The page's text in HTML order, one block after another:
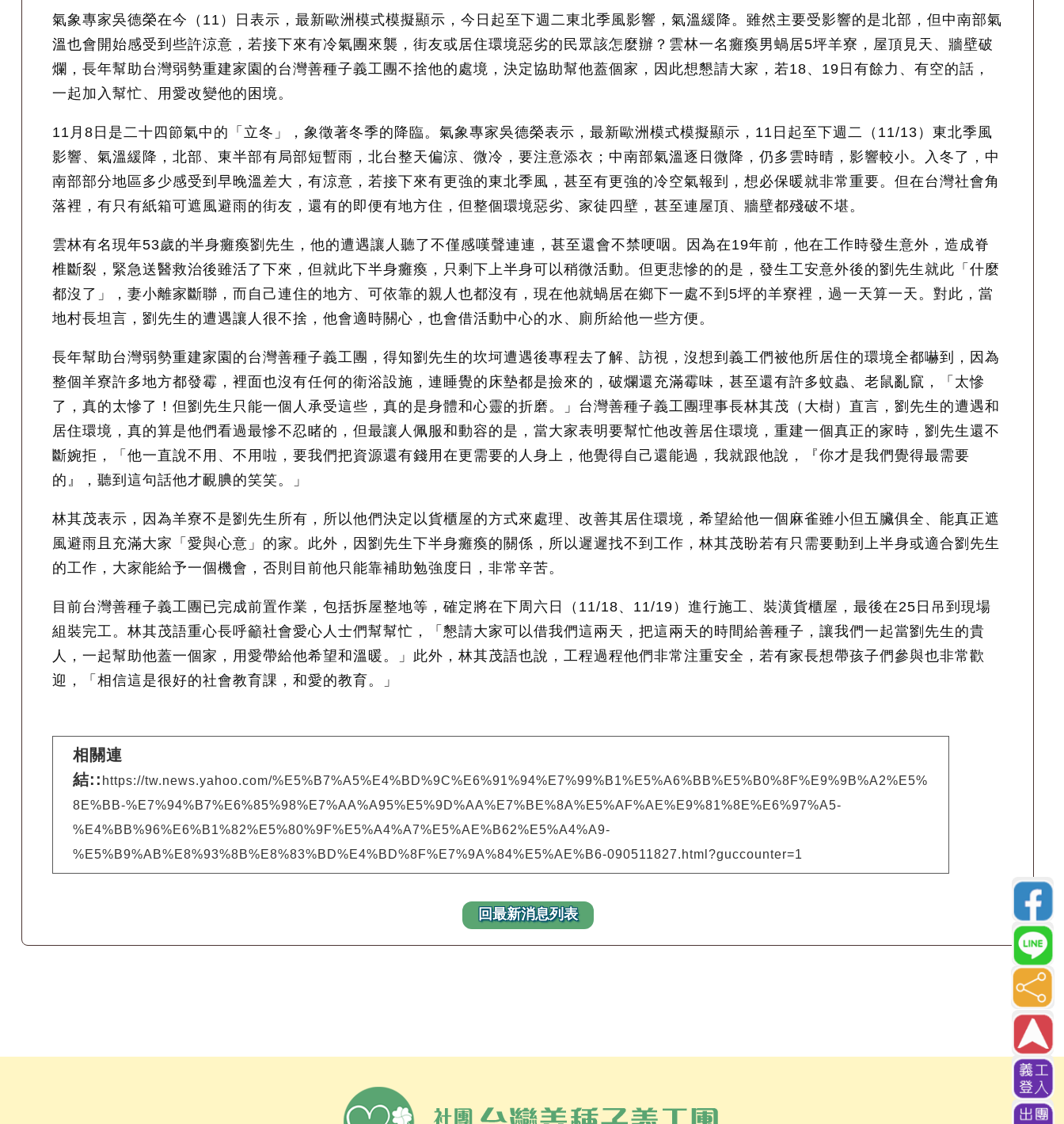
氣象專家吳德榮在今（11）日表示，最新歐洲模式模擬顯示，今日起至下週二東北季風影響，氣溫緩降。雖然主要受影響的是北部，但中南部氣
溫也會開始感受到些許涼意，若接下來有冷氣團來襲，街友或居住環境惡劣的民眾該怎麼辦？雲林一名癱瘓男蝸居5坪羊寮，屋頂見天、牆壁破
爛，長年幫助台灣弱勢重建家園的台灣善種子義工團不捨他的處境，決定協助幫他蓋個家，因此想懇請大家，若18、19日有餘力、有空的話，
一起加入幫忙、用愛改變他的困境。
11月8日是二十四節氣中的「立冬」，象徵著冬季的降臨。氣象專家吳德榮表示，最新歐洲模式模擬顯示，11日起至下週二（11/13）東北季風
影響、氣溫緩降，北部、東半部有局部短暫雨，北台整天偏涼、微冷，要注意添衣；中南部氣溫逐日微降，仍多雲時晴，影響較小。入冬了，中
南部部分地區多少感受到早晚溫差大，有涼意，若接下來有更強的東北季風，甚至有更強的冷空氣報到，想必保暖就非常重要。但在台灣社會角
落裡，有只有紙箱可遮風避雨的街友，還有的即便有地方住，但整個環境惡劣、家徒四壁，甚至連屋頂、牆壁都殘破不堪。
雲林有名現年53歲的半身癱瘓劉先生，他的遭遇讓人聽了不僅感嘆聲連連，甚至還會不禁哽咽。因為在19年前，他在工作時發生意外，造成脊
椎斷裂，緊急送醫救治後雖活了下來，但就此下半身癱瘓，只剩下上半身可以稍微活動。但更悲慘的的是，發生工安意外後的劉先生就此「什麼
都沒了」，妻小離家斷聯，而自己連住的地方、可依靠的親人也都沒有，現在他就蝸居在鄉下一處不到5坪的羊寮裡，過一天算一天。對此，當
地村長坦言，劉先生的遭遇讓人很不捨，他會適時關心，也會借活動中心的水、廁所給他一些方便。
長年幫助台灣弱勢重建家園的台灣善種子義工團，得知劉先生的坎坷遭遇後專程去了解、訪視，沒想到義工們被他所居住的環境全都嚇到，因為
整個羊寮許多地方都發霉，裡面也沒有任何的衛浴設施，連睡覺的床墊都是撿來的，破爛還充滿霉味，甚至還有許多蚊蟲、老鼠亂竄，「太慘
了，真的太慘了！但劉先生只能一個人承受這些，真的是身體和心靈的折磨。」台灣善種子義工團理事長林其茂（大樹）直言，劉先生的遭遇和
居住環境，真的算是他們看過最慘不忍睹的，但最讓人佩服和動容的是，當大家表明要幫忙他改善居住環境，重建一個真正的家時，劉先生還不
斷婉拒，「他一直說不用、不用啦，要我們把資源還有錢用在更需要的人身上，他覺得自己還能過，我就跟他說，『你才是我們覺得最需要
的』，聽到這句話他才靦腆的笑笑。」
林其茂表示，因為羊寮不是劉先生所有，所以他們決定以貨櫃屋的方式來處理、改善其居住環境，希望給他一個麻雀雖小但五臟俱全、能真正遮
風避雨且充滿大家「愛與心意」的家。此外，因劉先生下半身癱瘓的關係，所以遲遲找不到工作，林其茂盼若有只需要動到上半身或適合劉先生
的工作，大家能給予一個機會，否則目前他只能靠補助勉強度日，非常辛苦。
目前台灣善種子義工團已完成前置作業，包括拆屋整地等，確定將在下周六日（11/18、11/19）進行施工、裝潢貨櫃屋，最後在25日吊到現場
組裝完工。林其茂語重心長呼籲社會愛心人士們幫幫忙，「懇請大家可以借我們這兩天，把這兩天的時間給善種子，讓我們一起當劉先生的貴
人，一起幫助他蓋一個家，用愛帶給他希望和溫暖。」此外，林其茂語也說，工程過程他們非常注重安全，若有家長想帶孩子們參與也非常歡
迎，「相信這是很好的社會教育課，和愛的教育。」
相關連
結:: https://tw.news.yahoo.com/%E5%B7%A5%E4%BD%9C%E6%91%94%E7%99%B1%E5%A6%BB%E5%B0%8F%E9%9B%A2%E5%
8E%BB-%E7%94%B7%E6%85%98%E7%AA%A95%E5%9D%AA%E7%BE%8A%E5%AF%AE%E9%81%8E%E6%97%A5-
%E4%BB%96%E6%B1%82%E5%80%9F%E5%A4%A7%E5%AE%B62%E5%A4%A9-
%E5%B9%AB%E8%93%8B%E8%83%BD%E4%BD%8F%E7%9A%84%E5%AE%B6-090511827.html?guccounter=1
回最新消息列表